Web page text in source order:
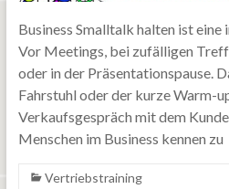
Business Smalltalk halten ist
Vor Meetings, bei zufälligen
oder in der Präsentationspause.
Fahrstuhl oder der kurze Warm-
Verkaufsgespräch mit dem
Menschen im Business kennen zu
Vertriebstraining